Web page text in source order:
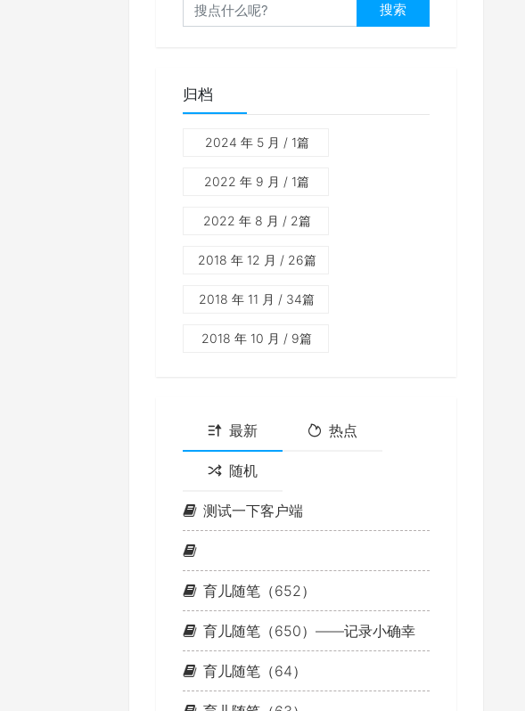
搜索
归档
2024 年 5 月 / 1篇
2022 年 9 月 / 1篇
2022 年 8 月 / 2篇
2018 年 12 月 / 26篇
2018 年 11 月 / 34篇
2018 年 10 月 / 9篇
最新 热点
随机
测试一下客户端
育儿随笔（652）
育儿随笔（650）——记录小确幸
育儿随笔（64）